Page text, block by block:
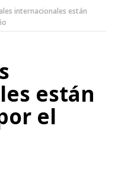
internacionales están
están
el